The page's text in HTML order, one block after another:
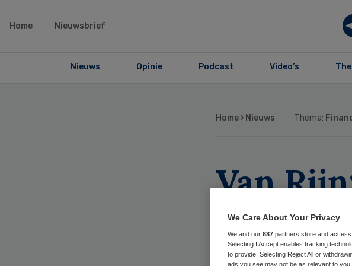
Home Nieuwsbrief
Nieuws Opinie Podcast Video’s
Home › Nieuws Thema:
Van
corona
We Care About Your Privacy
We and our 887 partners store and access
Selecting I Accept enables tracking
to provide. Selecting Reject All or
ads you see may not be as relevant to